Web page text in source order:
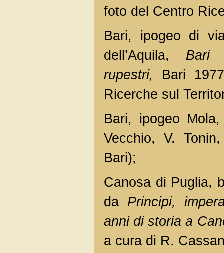
foto del Centro
Bari, ipogeo di
dell’Aquila, Bari
rupestri, Bari
Ricerche sul
Bari, ipogeo
Vecchio, V.
Bari);
Canosa di Puglia,
da Principi,
anni di storia a
a cura di R.